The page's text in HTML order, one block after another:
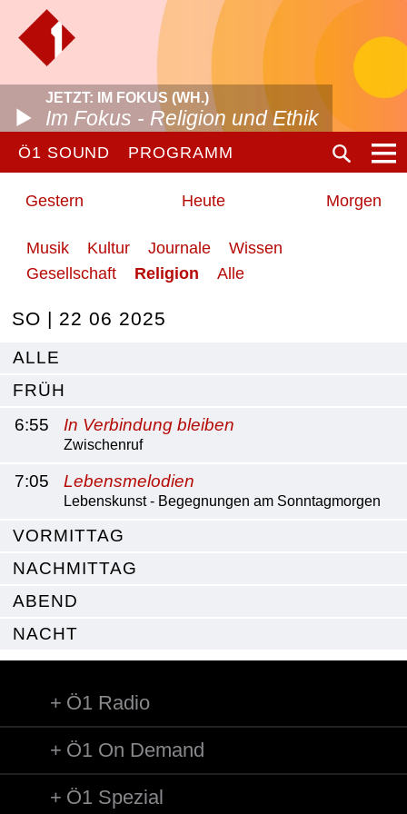
JETZT: IM FOKUS (WH.)
Im Fokus - Religion und Ethik
Ö1 SOUND PROGRAMM
Gestern Heute Morgen
Musik Kultur Journale
Wissen
Gesellschaft
Religion Alle
SO | 22 06 2025
ALLE
FRÜH
6:55
In Verbindung bleiben
Zwischenruf
7:05 Lebensmelodien
Lebenskunst - Begegnungen am Sonntagmorgen
VORMITTAG
NACHMITTAG
ABEND
NACHT
Ö1 Radio
Ö1 On Demand
Ö1 Spezial